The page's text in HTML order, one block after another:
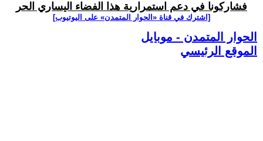
فشاركونا في دعم استمرارية هذا الفضاء اليساري الحر
[اشترك في قناة ‫«الحوار المتمدن» على اليوتيوب]
الحوار المتمدن - موبايل
الموقع الرئيسي